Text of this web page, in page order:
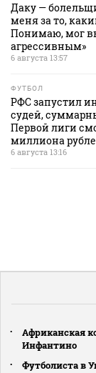
Даку —
меня за то,
Понимаю, мог
агрессивным»
6 августа 13:57
ФУТБОЛ
РФС запустил
судей,
Первой лиги
миллиона
6 августа 13:16
Африканская
Инфантино
Футболиста в